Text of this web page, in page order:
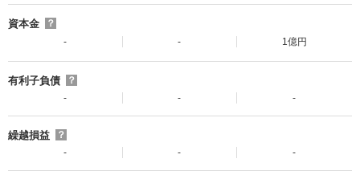
資本金
？
-
- 1億円
有利子負債
？
-
- -
繰越損益
？
-
- -